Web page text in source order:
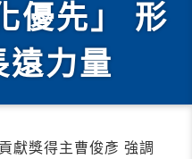
優先」 形
遠力量
獻獎得主曹俊彥 強調